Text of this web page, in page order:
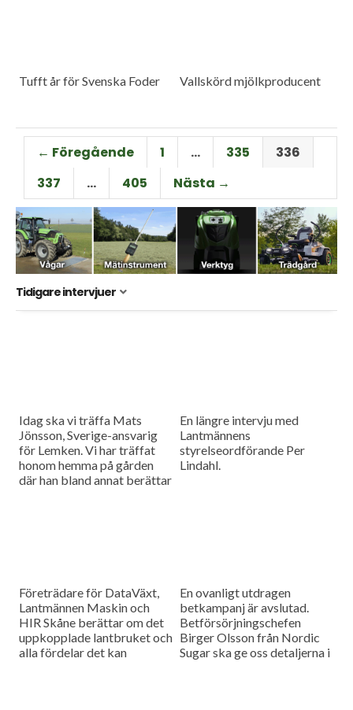
Tufft år för Svenska Foder Vallskörd mjölkproducent
← Föregående 1 … 335
336
337
… 405 Nästa →
Tidigare intervjuer
Idag ska vi träffa Mats
Jönsson, Sverige-ansvarig
för Lemken. Vi har träffat
honom hemma på gården
där han bland annat berättar
En längre intervju med
Lantmännens
styrelseordförande Per
Lindahl.
Företrädare för DataVäxt,
Lantmännen Maskin och
HIR Skåne berättar om det
uppkopplade lantbruket och
alla fördelar det kan
En ovanligt utdragen
betkampanj är avslutad.
Betförsörjningschefen
Birger Olsson från Nordic
Sugar ska ge oss detaljerna i